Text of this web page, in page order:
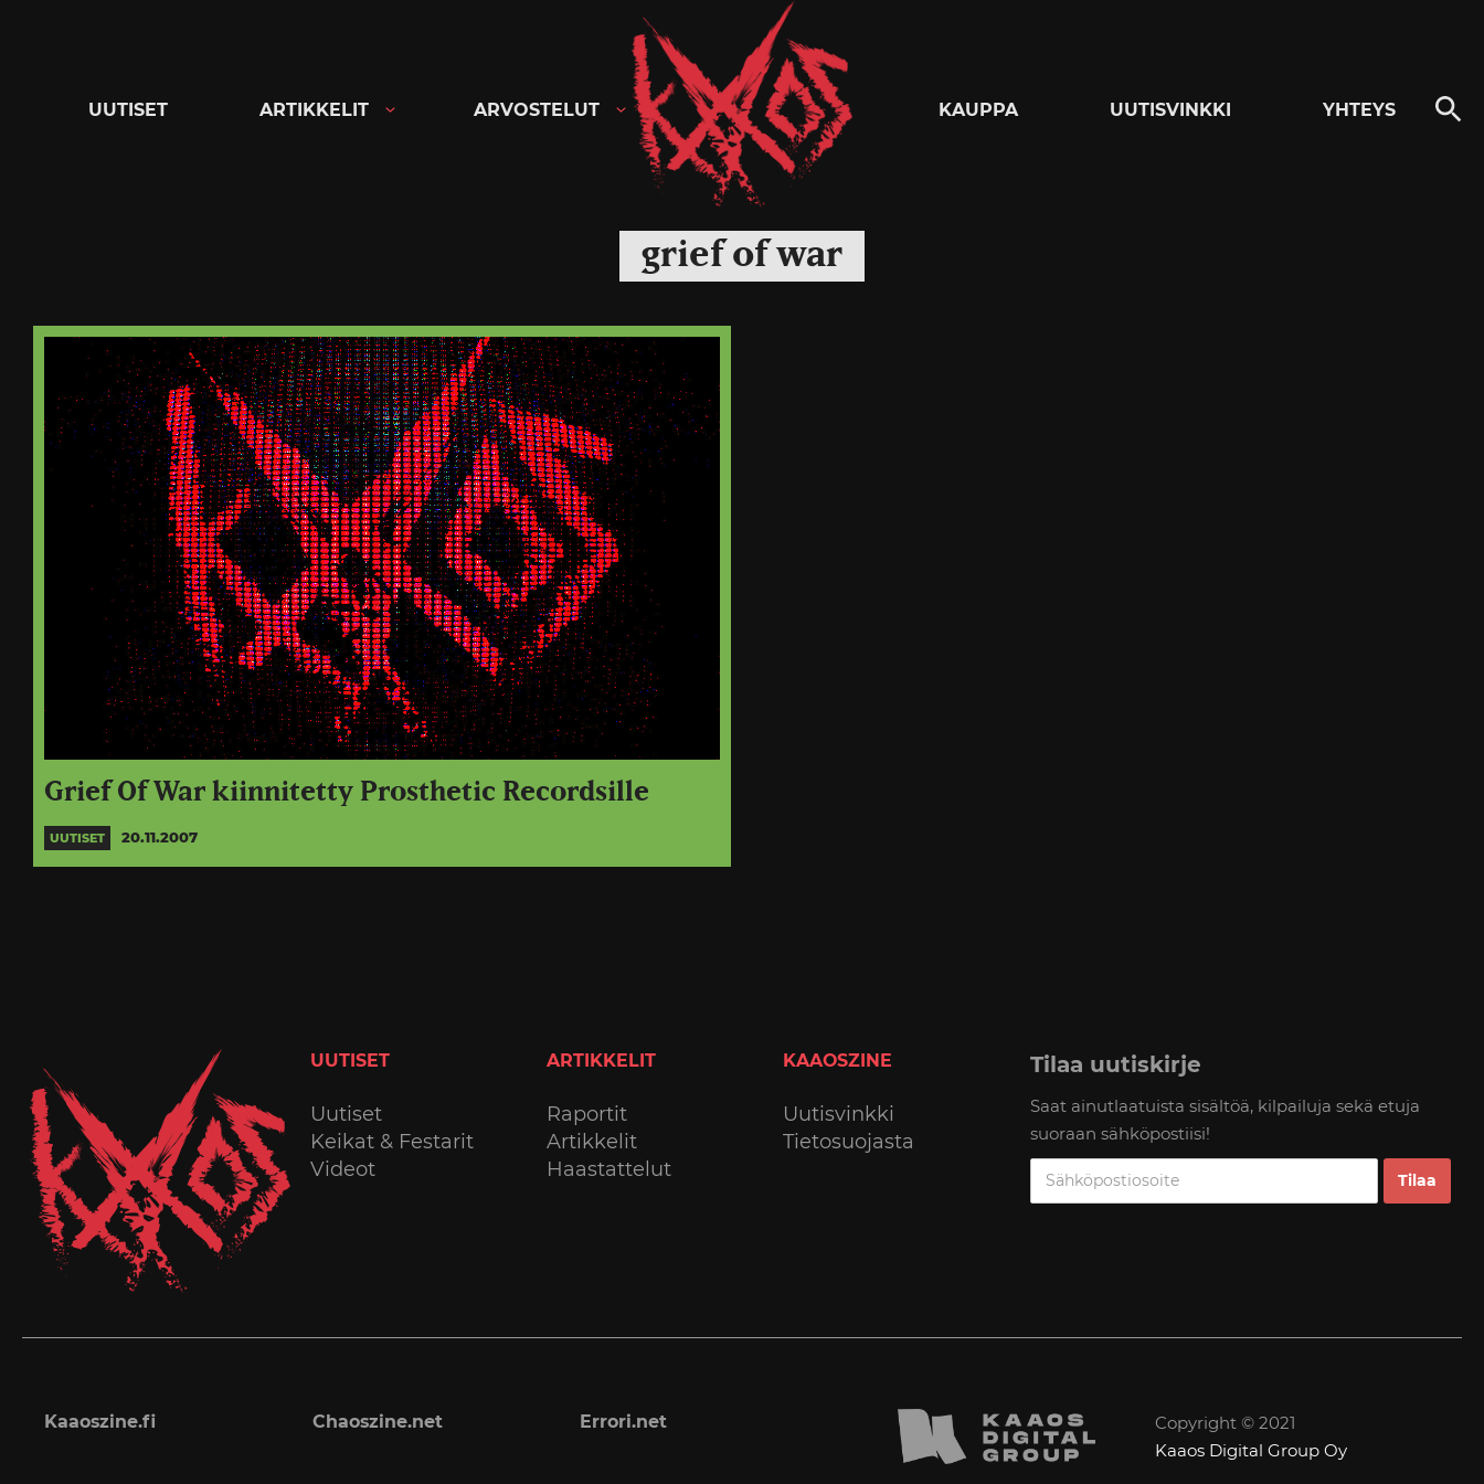
Kaaoszine
UUTISET ARTIKKELIT ARVOSTELUT KAUPPA UUTISVINKKI YHTEYS
grief of war
Grief Of War kiinnitetty Prosthetic Recordsille
UUTISET 20.11.2007
UUTISET
Uutiset
Keikat & Festarit
Videot
ARTIKKELIT
Raportit
Artikkelit
Haastattelut
KAAOSZINE
Uutisvinkki
Tietosuojasta
Tilaa uutiskirje
Saat ainutlaatuista sisältöä, kilpailuja sekä etuja
suoraan sähköpostiisi!
Kaaoszine.fi Chaoszine.net Errori.net
Copyright © 2021
Kaaos Digital Group Oy